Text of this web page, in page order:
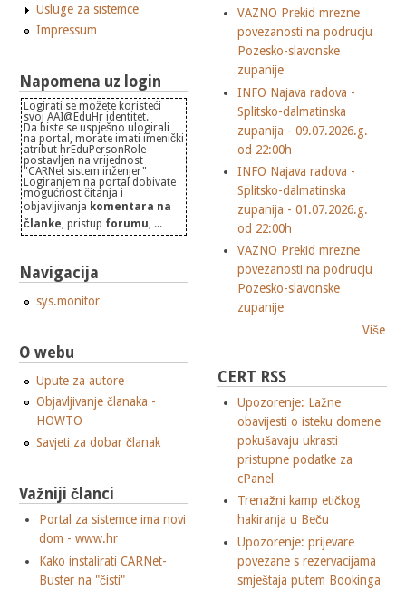
Usluge za sistemce
Impressum
Napomena uz login
Logirati se možete koristeći
svoj AAI@EduHr identitet.
Da biste se uspješno ulogirali
na portal, morate imati imenički
atribut hrEduPersonRole
postavljen na vrijednost
"CARNet sistem inženjer"
Logiranjem na portal dobivate
mogućnost čitanja i
objavljivanja komentara na
članke, pristup forumu, ...
Navigacija
sys.monitor
O webu
Upute za autore
Objavljivanje članaka -
HOWTO
Savjeti za dobar članak
Važniji članci
Portal za sistemce ima novi
dom - www.hr
Kako instalirati CARNet-
Buster na "čisti"
VAZNO Prekid mrezne
povezanosti na podrucju
Pozesko-slavonske
zupanije
INFO Najava radova -
Splitsko-dalmatinska
zupanija - 09.07.2026.g.
od 22:00h
INFO Najava radova -
Splitsko-dalmatinska
zupanija - 01.07.2026.g.
od 22:00h
VAZNO Prekid mrezne
povezanosti na podrucju
Pozesko-slavonske
zupanije
Više
CERT RSS
Upozorenje: Lažne
obavijesti o isteku domene
pokušavaju ukrasti
pristupne podatke za
cPanel
Trenažni kamp etičkog
hakiranja u Beču
Upozorenje: prijevare
povezane s rezervacijama
smještaja putem Bookinga